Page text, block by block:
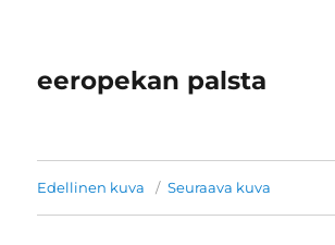
eeropekan palsta
Edellinen kuva Seuraava kuva